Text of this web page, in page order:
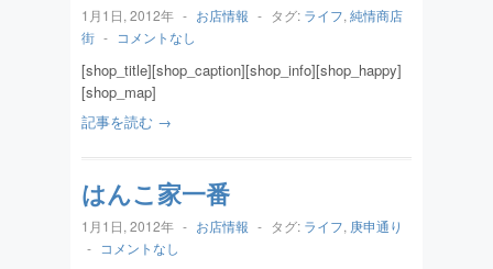
1月1日, 2012年 - お店情報 - タグ: ライフ, 純情商店
街 - コメントなし
[shop_title][shop_caption][shop_info][shop_happy]
[shop_map]
記事を読む →
はんこ家一番
1月1日, 2012年 - お店情報 - タグ: ライフ, 庚申通り
- コメントなし